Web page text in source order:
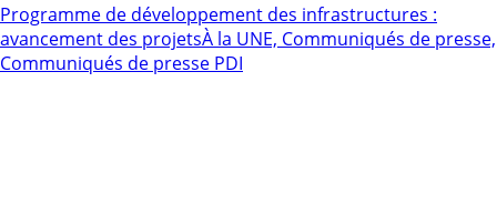
Programme de développement des infrastructures :
avancement des projetsÀ la UNE, Communiqués de presse,
Communiqués de presse PDI